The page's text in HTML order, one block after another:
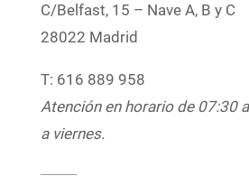
C/Belfast, 15 – Nave A, B y C
28022 Madrid
T: 616 889 958
Atención en horario de 07:30
a viernes.